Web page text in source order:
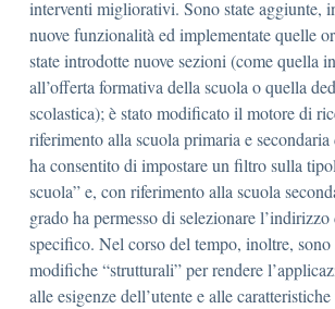
interventi migliorativi. Sono state aggiunte,
nuove funzionalità ed implementate quelle
state introdotte nuove sezioni (come quella
all’offerta formativa della scuola o quella
scolastica); è stato modificato il motore di
riferimento alla scuola primaria e
ha consentito di impostare un filtro sulla
scuola” e, con riferimento alla scuola
grado ha permesso di selezionare
specifico. Nel corso del tempo, inoltre, sono
modifiche “strutturali” per rendere
alle esigenze dell’utente e alle